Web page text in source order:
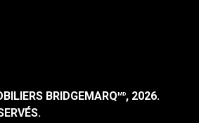
BRIDGEMARQMD, 2026.